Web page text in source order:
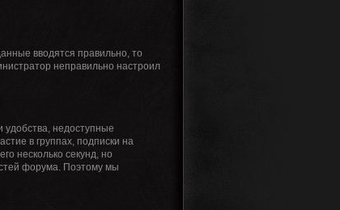
вводятся правильно, то
неправильно настроил
недоступные
в группах, подписки на
несколько секунд, но
форума. Поэтому мы